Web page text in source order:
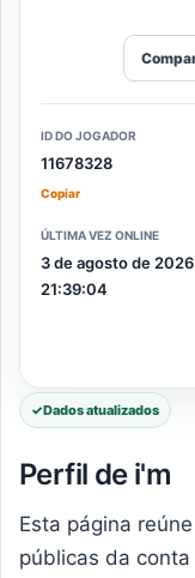
ID DO JOGADOR
11678328
Copiar
ÚLTIMA VEZ ONLINE
3 de agosto de
21:39:04
✓Dados atualizados
Perfil de i'm
Esta página
públicas da conta